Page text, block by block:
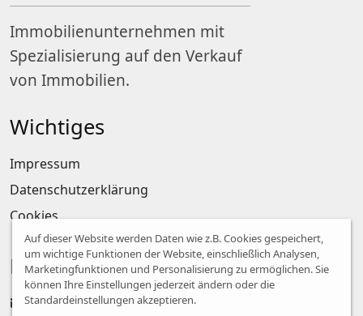
Auf dieser Website werden Daten wie z.B. Cookies gespeichert,
um wichtige Funktionen der Website, einschließlich Analysen,
Marketingfunktionen und Personalisierung zu ermöglichen. Sie
können Ihre Einstellungen jederzeit ändern oder die
Standardeinstellungen akzeptieren.
Immobilienunternehmen mit
Spezialisierung auf den Verkauf
von Immobilien.
Wichtiges
Impressum
Datenschutzerklärung
Cookies
Kontakt
info@od-olmesdahl-immobilien.de